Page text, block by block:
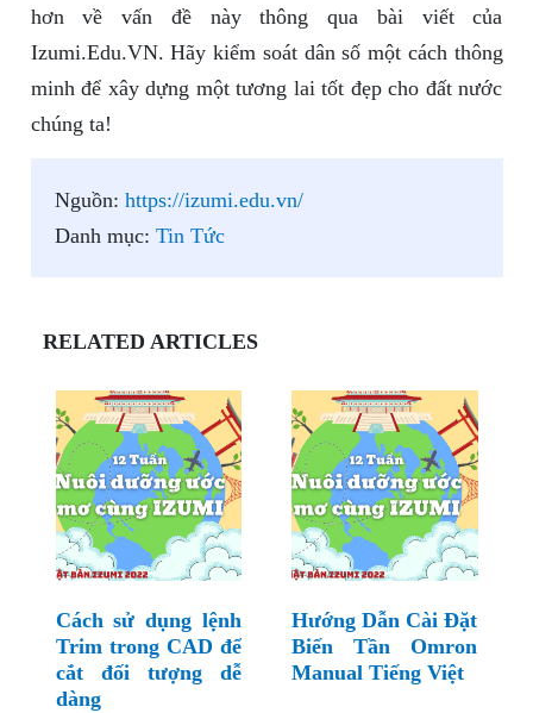
hơn về vấn đề này thông qua bài viết của
Izumi.Edu.VN. Hãy kiểm soát dân số một cách thông
minh để xây dựng một tương lai tốt đẹp cho đất nước
chúng ta!
Nguồn: https://izumi.edu.vn/
Danh mục: Tin Tức
RELATED ARTICLES
Cách sử dụng lệnh
Trim trong CAD để
cắt đối tượng dễ
dàng
Hướng Dẫn Cài Đặt
Biến Tần Omron
Manual Tiếng Việt